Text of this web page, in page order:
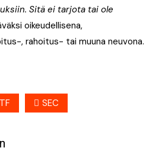
Sitä ei tarjota tai ole
oikeudellisena,
, rahoitus- tai muuna neuvona.
SEC